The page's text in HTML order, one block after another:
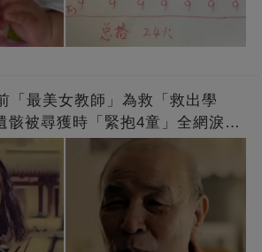
「最美女教師」為救「救出學
骸被尋獲時「緊抱4童」全網淚
該被遺忘